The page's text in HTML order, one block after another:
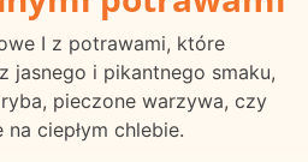
I z potrawami, które
jasnego i pikantnego smaku,
pieczone warzywa, czy
ciepłym chlebie.